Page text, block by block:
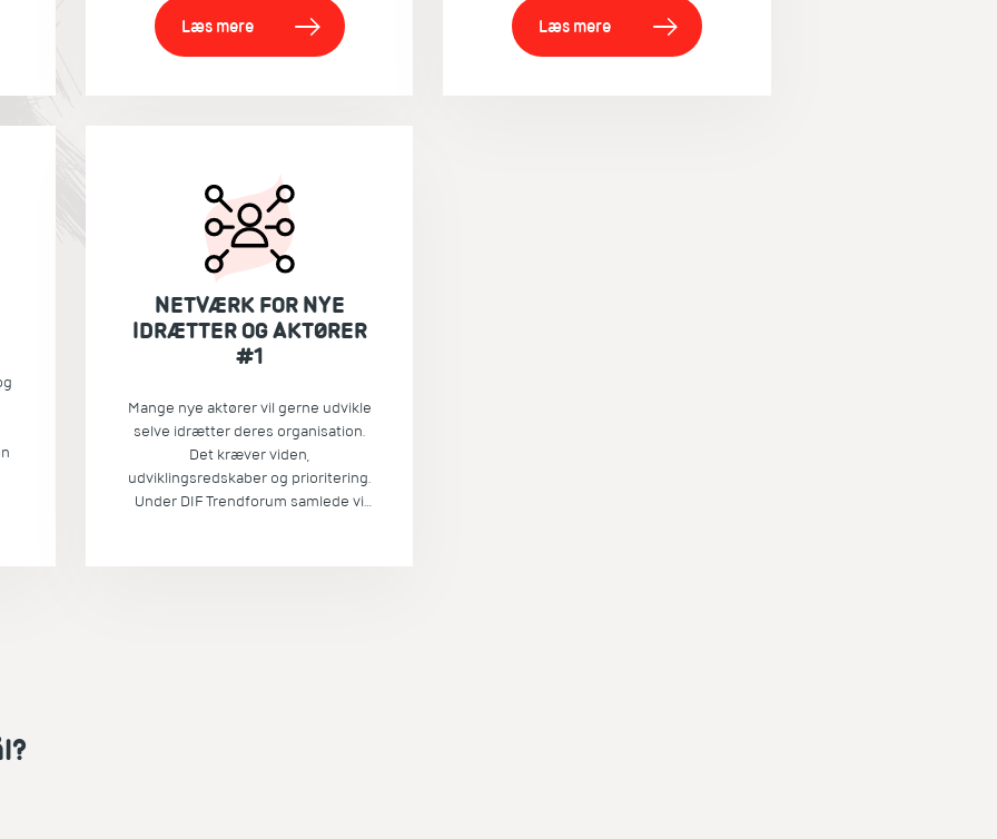
Læs mere
lang række specialforbund.
Læs mere
NETVÆRK FOR NYE
IDRÆTTER OG AKTØRER
#1
Mange nye aktører vil gerne udvikle
selve idrætter deres organisation.
Det kræver viden,
udviklingsredskaber og prioritering.
Under DIF Trendforum samlede vi